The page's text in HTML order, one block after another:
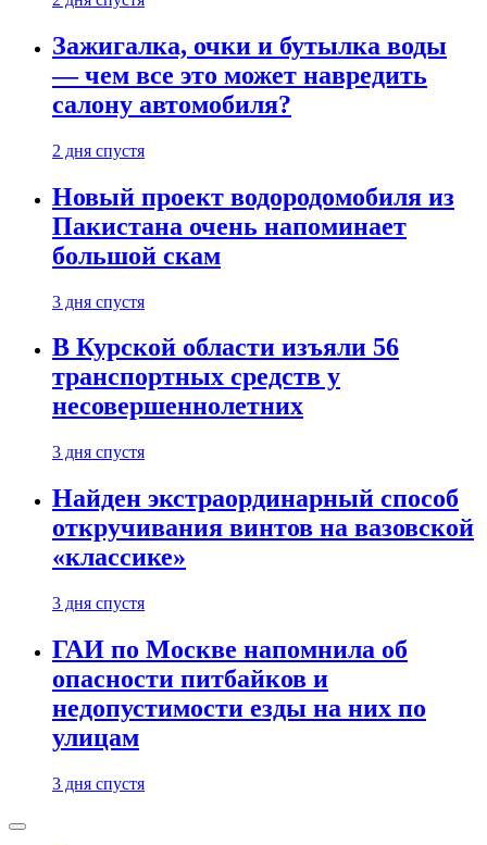
Зажигалка, очки и бутылка воды
— чем все это может навредить
салону автомобиля?
2 дня спустя
Новый проект водородомобиля из
Пакистана очень напоминает
большой скам
3 дня спустя
В Курской области изъяли 56
транспортных средств у
несовершеннолетних
3 дня спустя
Найден экстраординарный способ
откручивания винтов на вазовской
«классике»
3 дня спустя
ГАИ по Москве напомнила об
опасности питбайков и
недопустимости езды на них по
улицам
3 дня спустя